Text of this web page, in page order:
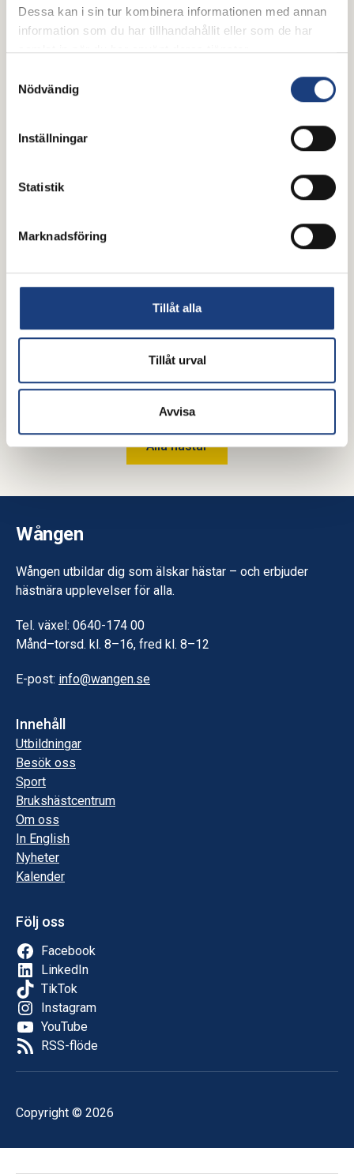
Dessa kan i sin tur kombinera informationen med annan
information som du har tillhandahållit eller som de har
samlat in när du har använt deras tjänster.
Nödvändig
Inställningar
Statistik
Marknadsföring
Tillåt alla
Tillåt urval
Avvisa
Garry S.T.
Alla hästar
Wången
Wången utbildar dig som älskar hästar – och erbjuder
hästnära upplevelser för alla.
Tel. växel: 0640-174 00
Månd–torsd. kl. 8–16, fred kl. 8–12
E-post: info@wangen.se
Innehåll
Utbildningar
Besök oss
Sport
Brukshästcentrum
Om oss
In English
Nyheter
Kalender
Följ oss
Facebook
LinkedIn
TikTok
Instagram
YouTube
RSS-flöde
Copyright © 2026